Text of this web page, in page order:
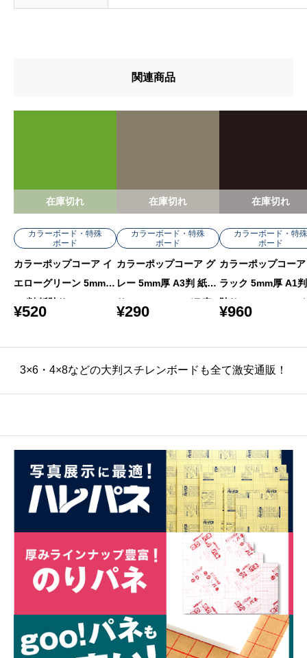
関連商品
カラーボード・特殊
ボード
カラーポップコーア イ
エローグリーン 5mm厚
A2判 紙貼り 5PC-A2-Y
¥520
在庫切れ
カラーボード・特殊
ボード
カラーポップコーア グ
レー 5mm厚 A3判 紙貼
り 5PC-A3-GY バラ売
¥290
在庫切れ
カラーボード・特殊
ボード
カラーポップコー
ラック 5mm厚 A1
貼り 5PC-A1-BK バ
¥960
在庫切れ
3×6・4×8などの大判スチレンボードも全て激安通販！